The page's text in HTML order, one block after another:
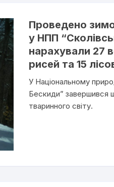
Проведено
у НПП
нарахували 27
рисей та 15
У Національному
Бескиди” завершився
тваринного світу.